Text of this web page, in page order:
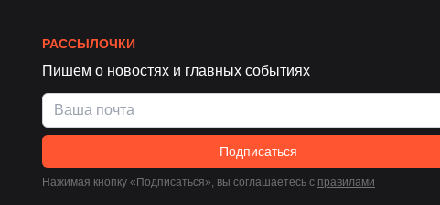
РАССЫЛОЧКИ
Пишем о новостях и главных событиях
Подписаться
Нажимая кнопку «Подписаться», вы соглашаетесь c правилами